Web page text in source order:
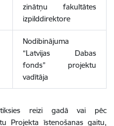
zinātņu fakultātes
izpilddirektore
Nodibinājuma
“Latvijas Dabas
fonds” projektu
vadītāja
reizi gadā vai pēc
Projekta īstenošanas gaitu,